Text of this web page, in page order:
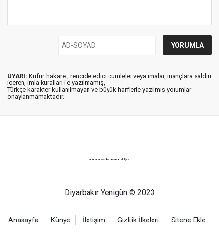
UYARI: Küfür, hakaret, rencide edici cümleler veya imalar, inançlara saldırı
içeren, imla kuralları ile yazılmamış,
Türkçe karakter kullanılmayan ve büyük harflerle yazılmış yorumlar
onaylanmamaktadır.
ankara evden eve nakliyat
Diyarbakır Yenigün © 2023
Anasayfa Künye İletişim Gizlilik İlkeleri Sitene Ekle